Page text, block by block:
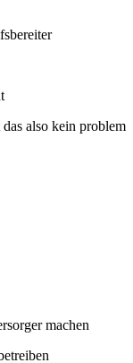
also kein problem
machen